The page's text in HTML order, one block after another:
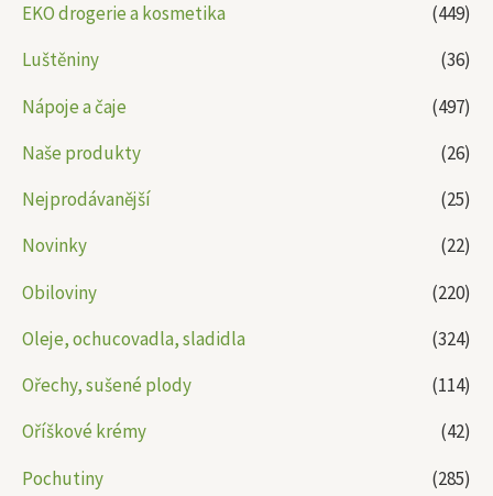
EKO drogerie a kosmetika
(449)
Luštěniny
(36)
Nápoje a čaje
(497)
Naše produkty
(26)
Nejprodávanější
(25)
Novinky
(22)
Obiloviny
(220)
Oleje, ochucovadla, sladidla
(324)
Ořechy, sušené plody
(114)
Oříškové krémy
(42)
Pochutiny
(285)